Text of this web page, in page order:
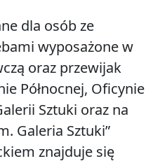
dla osób ze
wyposażone w
oraz przewijak
Północnej, Oficynie
Sztuki oraz na
Galeria Sztuki”
znajduje się